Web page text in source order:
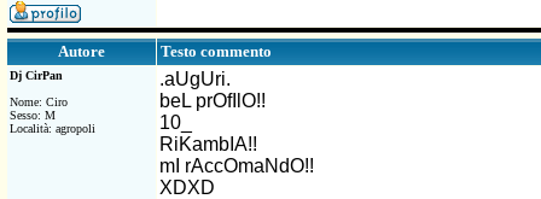
Autore Testo commento
Dj CirPan
Nome: Ciro
Sesso: M
Località: agropoli
.aUgUri.
beL prOfIlO!!
10_
RiKambIA!!
mI rAccOmaNdO!!
XDXD